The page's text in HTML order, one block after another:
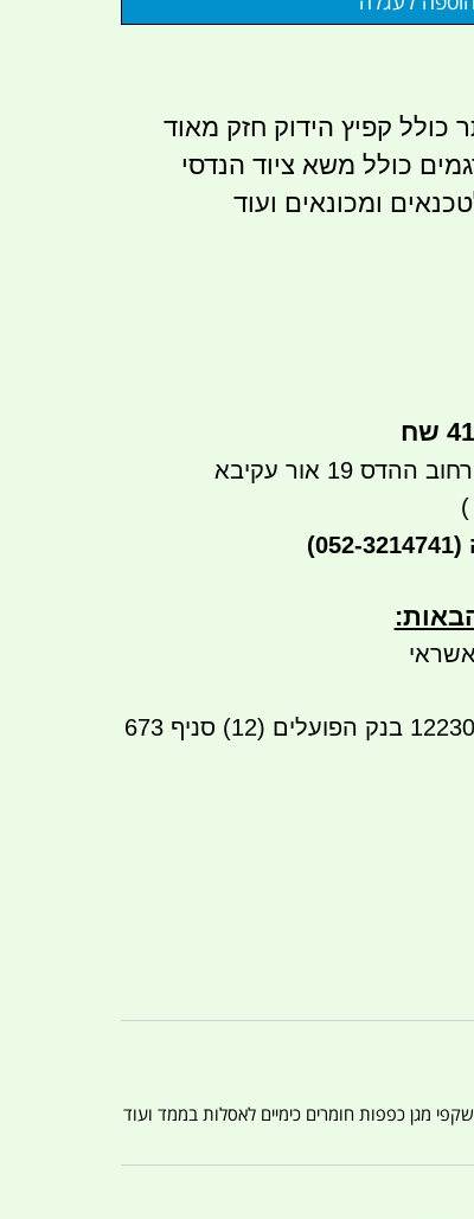
כולל קפיץ הידוק חזק מאוד
כולל משא ציוד הנדסי
ומכונאים ועוד
19 אור עקיבא
)
(052-3214741)
העברה בנקאית לחשבון 12230 בנק הפועלים (12) סניף 673
מגן כפפות חומרים כימיים לאסלות בממד ועוד